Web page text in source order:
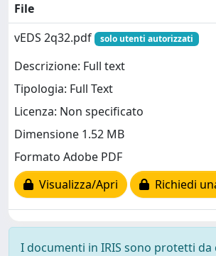
File
vEDS 2q32.pdf
solo utenti autorizzati
Descrizione: Full text
Tipologia: Full Text
Licenza: Non specificato
Dimensione 1.52 MB
Formato Adobe PDF
Visualizza/Apri
Richiedi
I documenti in IRIS sono protetti